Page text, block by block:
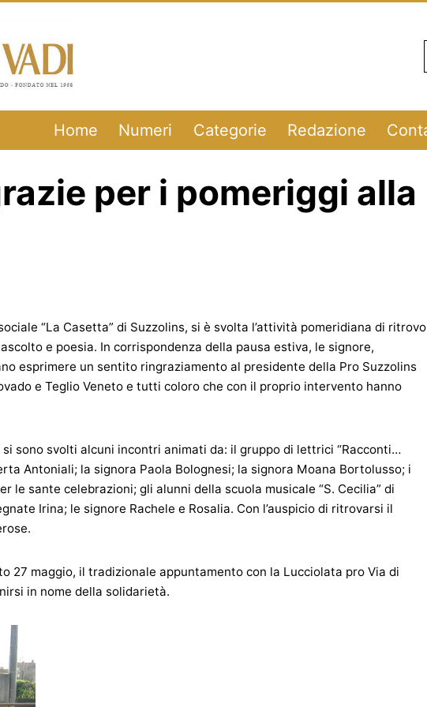
Home Numeri Categorie Redazione
per i pomeriggi alla
“La Casetta” di Suzzolins, si è svolta l’attività pomeridiana di
e poesia. In corrispondenza della pausa estiva, le signore,
esprimere un sentito ringraziamento al presidente della Pro Suzzolins
e Teglio Veneto e tutti coloro che con il proprio intervento hanno
sono svolti alcuni incontri animati da: il gruppo di lettrici “Racconti…
Antoniali; la signora Paola Bolognesi; la signora Moana Bortolusso; i
le sante celebrazioni; gli alunni della scuola musicale “S. Cecilia” di
Irina; le signore Rachele e Rosalia. Con l’auspicio di ritrovarsi il
27 maggio, il tradizionale appuntamento con la Lucciolata pro Via di
in nome della solidarietà.